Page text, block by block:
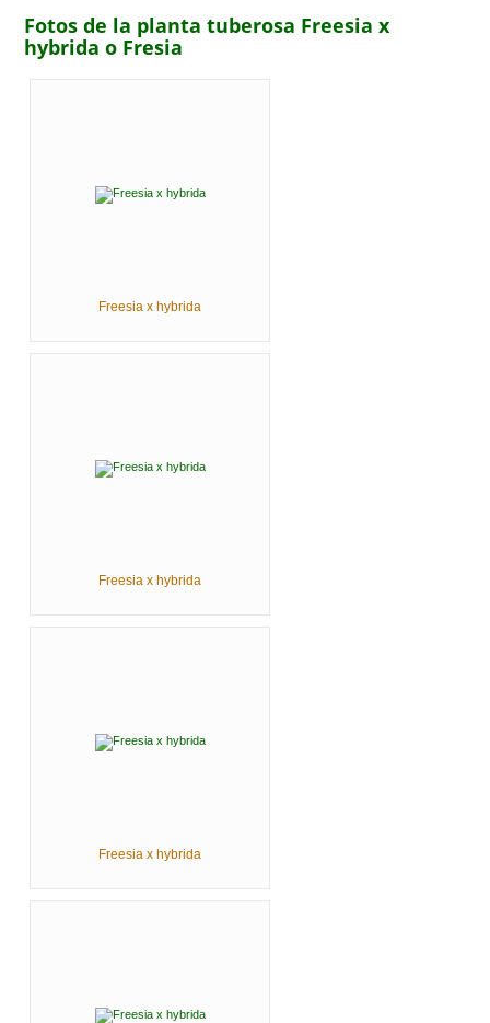
Fotos de la planta tuberosa Freesia x
hybrida o Fresia
Freesia x hybrida
Freesia x hybrida
Freesia x hybrida